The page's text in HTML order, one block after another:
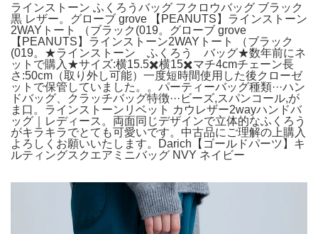
ラインストーン ふくろうバッグ フクロウバッグ ブラック
黒 レザー。グローブ grove 【PEANUTS】ラインストーン
2WAYトート （ブラック(019。グローブ grove
【PEANUTS】ラインストーン2WAYトート （ブラック
(019。★ラインストーン ふくろう バッグ★数年前にネ
ットで購入★サイズ:横15.5✖️横15✖️マチ4cmチェーン長
さ:50cm（取り外し可能）一度短時間使用した後クローゼ
ットで保管していました。。パーティーバッグ種類···ハン
ドバッグ、クラッチバッグ特徴···ビーズ,スパンコール,が
ま口。ラインストーンリベット カウレザー2wayハンドバ
ッグ｜レディース。両面同じデザインで立体的なふくろう
がキラキラでとても可愛いです。中古品にご理解の上購入
よろしくお願いいたします。Darich【ゴールドパーツ】キ
ルティングスクエアミニバッグ NVY ネイビー